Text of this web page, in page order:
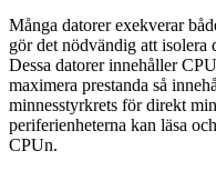
Många datorer exekverar
gör det nödvändig att isolera
Dessa datorer innehåller
maximera prestanda så
minnesstyrkrets för direkt
periferienheterna kan läsa
CPUn.